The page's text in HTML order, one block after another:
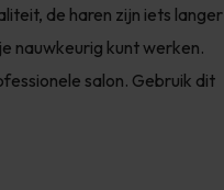
de haren zijn iets langer
nauwkeurig kunt werken.
salon. Gebruik dit